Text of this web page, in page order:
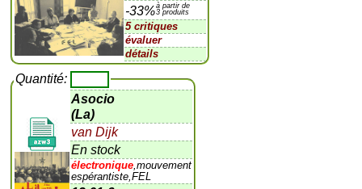
-33%à partir de
3 produits
5 critiques
évaluer
détails
Quantité:
Asocio
(La)
van Dijk
En stock
électronique ,mouvement
espérantiste,FEL